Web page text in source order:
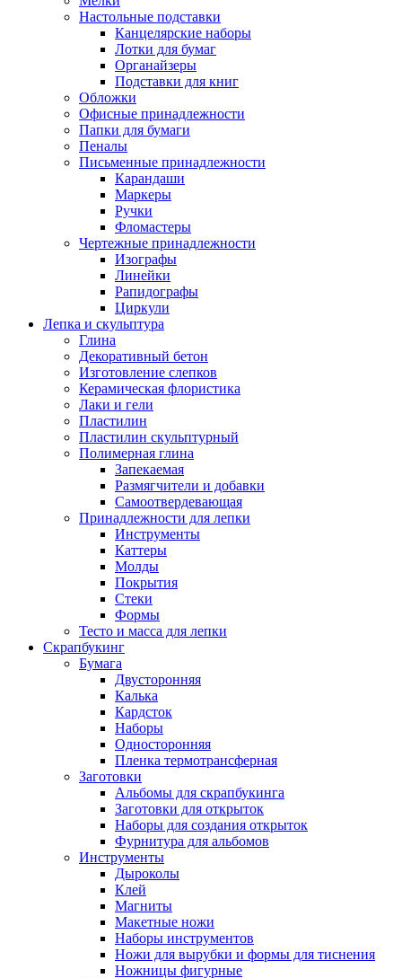
Настольные подставки
Канцелярские наборы
Лотки для бумаг
Органайзеры
Подставки для книг
Обложки
Офисные принадлежности
Папки для бумаги
Пеналы
Письменные принадлежности
Карандаши
Маркеры
Ручки
Фломастеры
Чертежные принадлежности
Изографы
Линейки
Рапидографы
Циркули
Лепка и скульптура
Глина
Декоративный бетон
Изготовление слепков
Керамическая флористика
Лаки и гели
Пластилин
Пластилин скульптурный
Полимерная глина
Запекаемая
Размягчители и добавки
Самоотвердевающая
Принадлежности для лепки
Инструменты
Каттеры
Молды
Покрытия
Стеки
Формы
Тесто и масса для лепки
Скрапбукинг
Бумага
Двусторонняя
Калька
Кардсток
Наборы
Односторонняя
Пленка термотрансферная
Заготовки
Альбомы для скрапбукинга
Заготовки для открыток
Наборы для создания открыток
Фурнитура для альбомов
Инструменты
Дыроколы
Клей
Магниты
Макетные ножи
Наборы инструментов
Ножи для вырубки и формы для тиснения
Ножницы фигурные